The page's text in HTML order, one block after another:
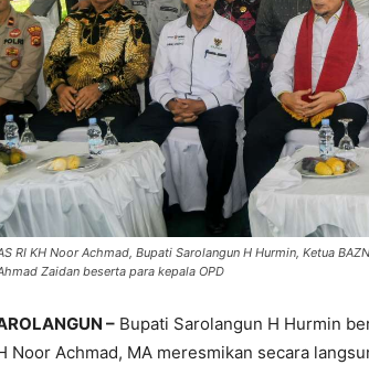
RI KH Noor Achmad, Bupati Sarolangun H Hurmin, Ketua
Zaidan beserta para kepala OPD
– Bupati Sarolangun H Hurmin
Noor Achmad, MA meresmikan secara